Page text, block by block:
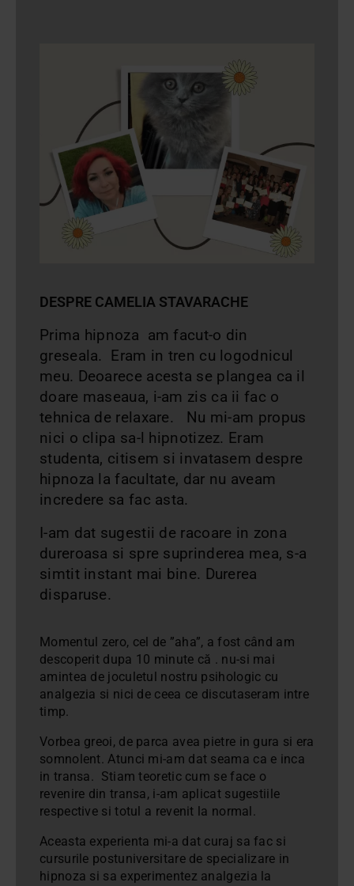
DESPRE CAMELIA STAVARACHE
Prima hipnoza am facut-o din
greseala. Eram in tren cu logodnicul
meu. Deoarece acesta se plangea ca il
doare maseaua, i-am zis ca ii fac o
tehnica de relaxare. Nu mi-am propus
nici o clipa sa-l hipnotizez. Eram
studenta, citisem si invatasem despre
hipnoza la facultate, dar nu aveam
incredere sa fac asta.
I-am dat sugestii de racoare in zona
dureroasa si spre suprinderea mea, s-a
simtit instant mai bine. Durerea
disparuse.
Momentul zero, cel de ”aha”, a fost când am
descoperit dupa 10 minute că . nu-si mai
amintea de joculetul nostru psihologic cu
analgezia si nici de ceea ce discutaseram intre
timp.
Vorbea greoi, de parca avea pietre in gura si era
somnolent. Atunci mi-am dat seama ca e inca
in transa. Stiam teoretic cum se face o
revenire din transa, i-am aplicat sugestiile
respective si totul a revenit la normal.
Aceasta experienta mi-a dat curaj sa fac si
cursurile postuniversitare de specializare in
hipnoza si sa experimentez analgezia la